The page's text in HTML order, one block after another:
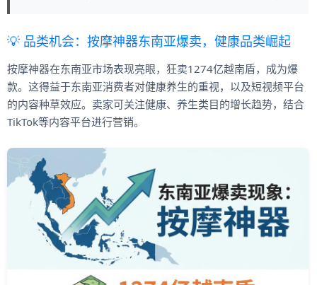
💡 品类机会：按摩神器东南亚爆卖，健康品类崛起
按摩神器在东南亚市场表现亮眼，狂卖1274亿越南盾，成为爆
款。这得益于东南亚消费者对健康养生的重视，以及短视频平台
的内容种草效应。卖家可关注健康、养生类目的增长趋势，结合
TikTok等内容平台进行营销。